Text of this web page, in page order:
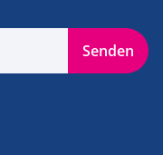
Senden